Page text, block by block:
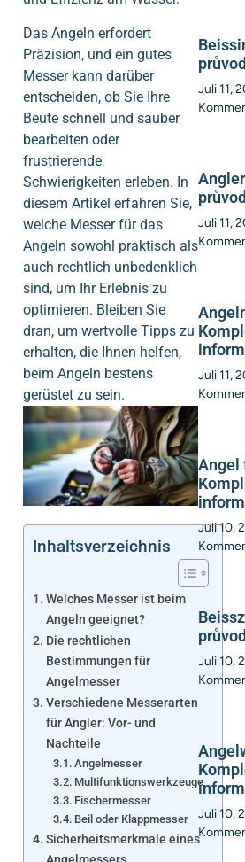
Das Angeln erfordert
Präzision, und ein gutes
Messer kann darüber
entscheiden, ob Sie Ihre
Beute schnell und sauber
bearbeiten oder
frustrierende
Schwierigkeiten erleben. In
diesem Artikel erfahren Sie,
welche Messer für das
Angeln sowohl praktisch als
auch rechtlich unbedenklich
sind, um Ihr Erlebnis zu
optimieren. Bleiben Sie
dran, um wertvolle Tipps zu
erhalten, die Ihnen helfen,
beim Angeln bestens
gerüstet zu sein.
Inhaltsverzeichnis
Welches Messer ist beim
Angeln geeignet?
Die rechtlichen
Bestimmungen für
Angelmesser
Verschiedene Messerarten
für Angler: Vor- und
Nachteile
Angelmesser
Multifunktionswerkzeuge
Fischermesser
Beil oder Klappmesser
Sicherheitsmerkmale eines
Juli 11,
Juli 11,
Juli 11,
Angel
Juli 10,
Juli 10,
Juli 10,